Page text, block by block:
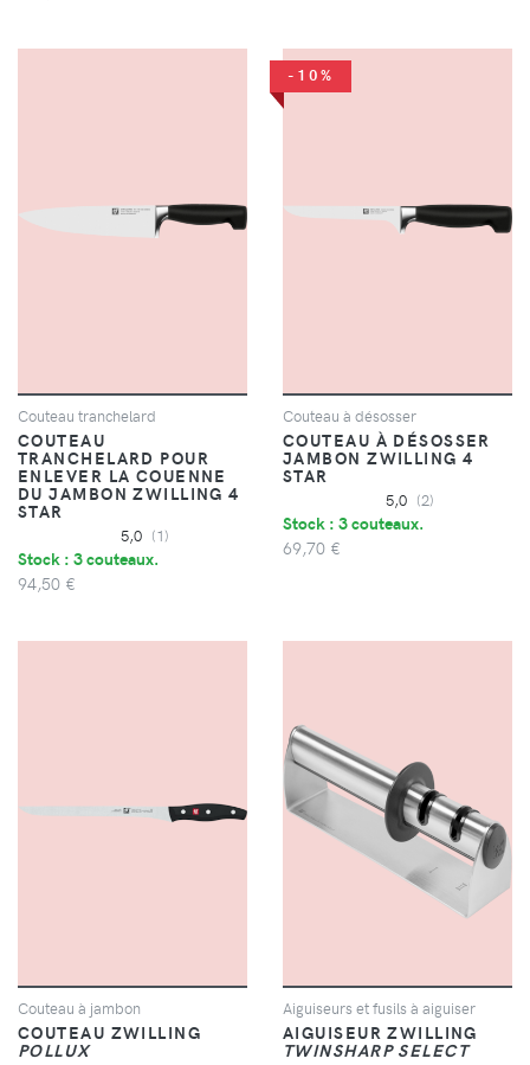
Couteau tranchelard
COUTEAU
TRANCHELARD POUR
ENLEVER LA COUENNE
DU JAMBON ZWILLING 4
STAR
5,0 (1)
Stock : 3 couteaux.
94,50 €
-10%
Couteau à désosser
COUTEAU À DÉSOSSER
JAMBON ZWILLING 4
STAR
5,0 (2)
Stock : 3 couteaux.
69,70 €
Couteau à jambon
COUTEAU ZWILLING
POLLUX
Aiguiseurs et fusils à aiguiser
AIGUISEUR ZWILLING
TWINSHARP SELECT